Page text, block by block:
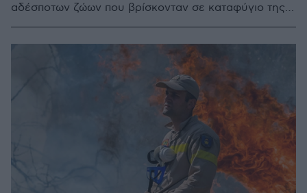
αδέσποτων ζώων που βρίσκονταν σε καταφύγιο της